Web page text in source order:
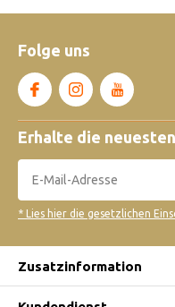
Folge uns
Erhalte die
* Lies hier die gesetzlichen
Zusatzinformation